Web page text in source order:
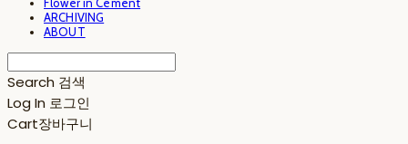
ARCHIVING
ABOUT
Search 검색
Log In 로그인
Cart장바구니